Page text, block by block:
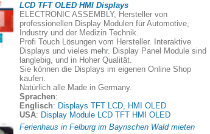
LCD TFT OLED HMI Displays
ELECTRONIC ASSEMBLY, Hersteller von
professionellen Display Modulen für Automotive,
Industry und der Medizin Technik.
Profi Touch Lösungen vom Hersteller. Interaktive
Displays und vieles mehr. Display Panel Module sind
langlebig, und in Hoher Qualität.
Sie können die Displays im eigenen Online Shop
kaufen.
Natürlich alle Made in Germany.
Sprachen:
Englisch: Displays TFT LCD, HMI OLED
USA: Display Module LCD TFT HMI OLED
Ferienhaus in Felburg im Bayrischen Wald mieten